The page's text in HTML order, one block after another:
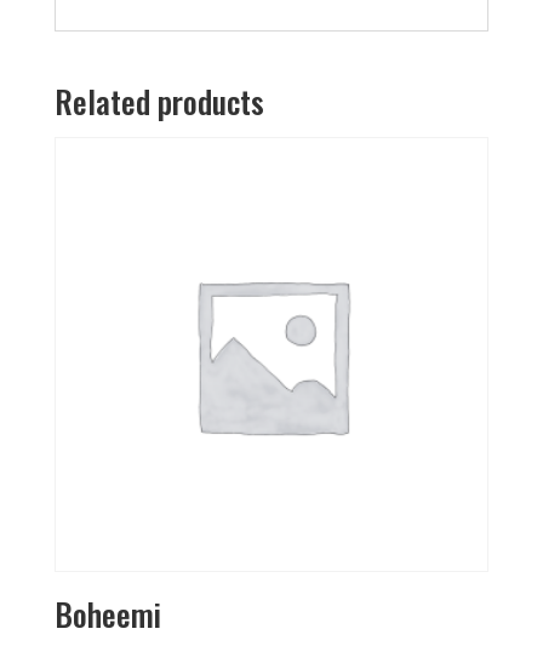
Related products
Boheemi